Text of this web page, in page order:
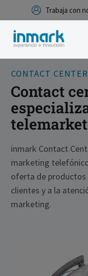
Trabaja con
CONTACT
Contact
inmark Contact
marketing
oferta de productos
clientes y a la
marketing.